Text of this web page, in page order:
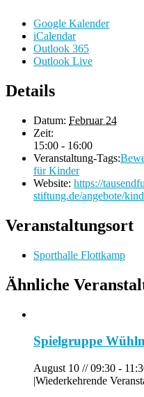
Google Kalender
iCalendar
Outlook 365
Outlook Live
Details
Datum: Februar 24
Zeit:
15:00 - 16:00
Veranstaltung-Tags:
für Kinder
Website: https://
stiftung.de/angebote/
Veranstaltungsort
Sporthalle Flottkamp
Ähnliche
Spielgruppe
August 10 // 09:30 -
|Wiederkehrende